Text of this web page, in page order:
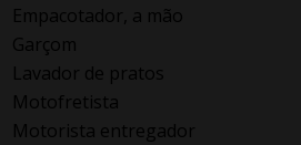
Empacotador, a mão
Garçom
Lavador de pratos
Motofretista
Motorista entregador